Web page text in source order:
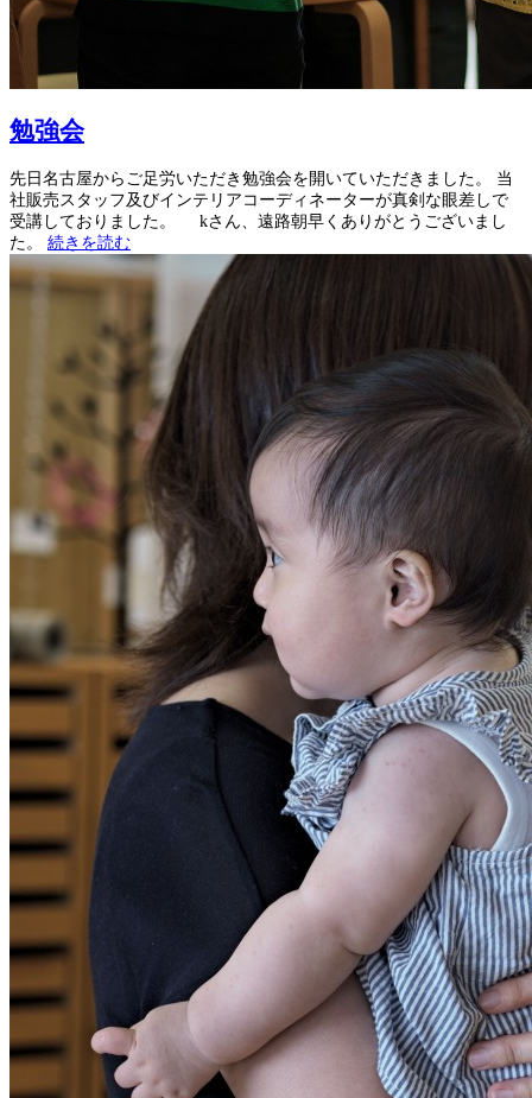
勉強会
先日名古屋からご足労いただき勉強会を開いていただきました。 当
社販売スタッフ及びインテリアコーディネーターが真剣な眼差しで
受講しておりました。 kさん、遠路朝早くありがとうございまし
た。 続きを読む